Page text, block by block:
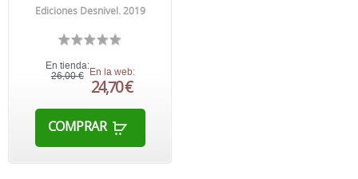
Ediciones Desnivel. 2019
En tienda:
26,00 € En la web:
24,70 €
COMPRAR